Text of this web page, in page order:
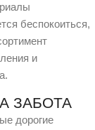
беспокоиться,
и
ЗАБОТА
дорогие